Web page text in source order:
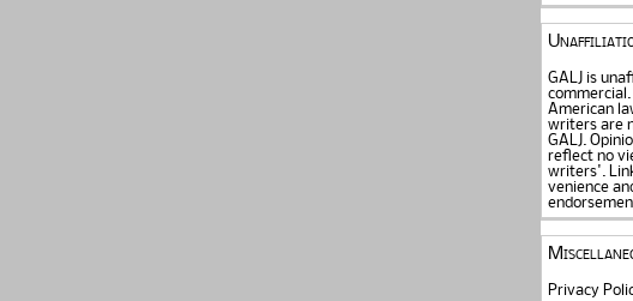
GALJ is
American
writers are
GALJ.
reflect no
writers'.
venience
Privacy